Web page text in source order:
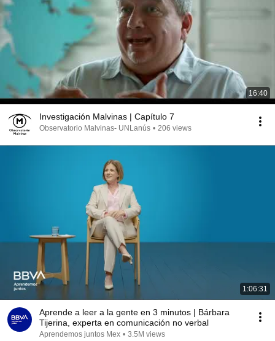
16:40
Investigación Malvinas | Capítulo 7
Observatorio Malvinas- UNLanús • 206 views
1:06:31
Aprende a leer a la gente en 3 minutos | Bárbara
Tijerina, experta en comunicación no verbal
Aprendemos juntos Mex • 3.5M views